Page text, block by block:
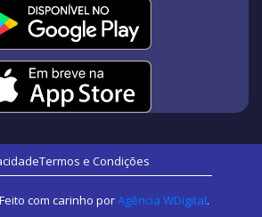
Termos e Condições
com carinho porAgência WDigital.